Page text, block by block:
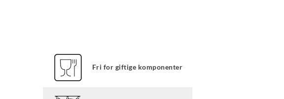
Fri for giftige komponenter